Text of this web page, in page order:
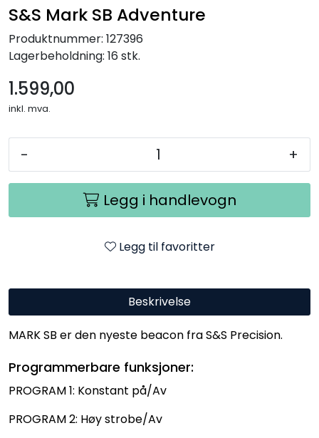
S&S Mark SB Adventure
Produktnummer: 127396
Lagerbeholdning: 16 stk.
1.599,00
inkl. mva.
- +
Legg i handlevogn
Legg til favoritter
Beskrivelse
MARK SB er den nyeste beacon fra S&S Precision.
Programmerbare funksjoner:
PROGRAM 1: Konstant på/Av
PROGRAM 2: Høy strobe/Av